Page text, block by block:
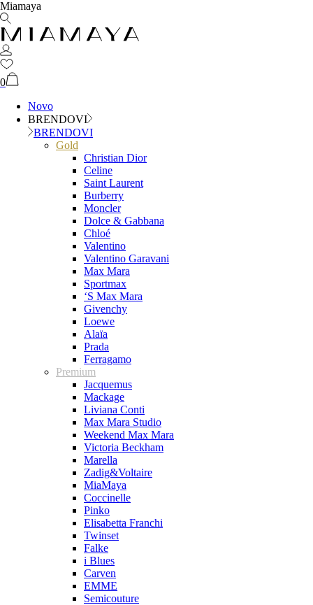
Miamaya
0
Novo
BRENDOVI
BRENDOVI
Gold
Christian Dior
Celine
Saint Laurent
Burberry
Moncler
Dolce & Gabbana
Chloé
Valentino
Valentino Garavani
Max Mara
Sportmax
‘S Max Mara
Givenchy
Loewe
Alaïa
Prada
Ferragamo
Premium
Jacquemus
Mackage
Liviana Conti
Max Mara Studio
Weekend Max Mara
Victoria Beckham
Marella
Zadig&Voltaire
MiaMaya
Coccinelle
Pinko
Elisabetta Franchi
Twinset
Falke
i Blues
Carven
EMME
Semicouture